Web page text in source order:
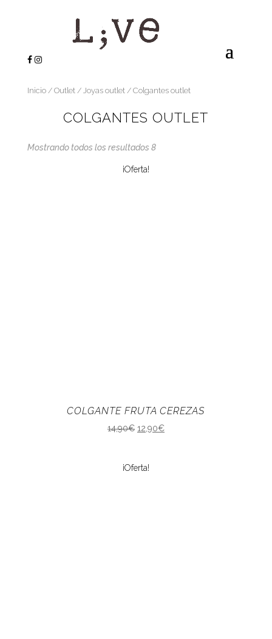
Inicio/ Outlet/ Joyas outlet/ Colgantes outlet
COLGANTES OUTLET
Mostrando todos los resultados 8
¡Oferta!
COLGANTE FRUTA CEREZAS
14,90€ 12,90€
¡Oferta!